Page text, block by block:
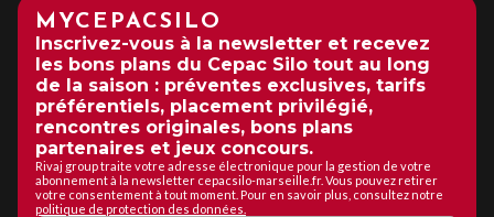
MYCEPACSILO
Inscrivez-vous à la newsletter et recevez
les bons plans du Cepac Silo tout au long
de la saison : préventes exclusives, tarifs
préférentiels, placement privilégié,
rencontres originales, bons plans
partenaires et jeux concours.
Rivaj group traite votre adresse électronique pour la gestion de votre
abonnement à la newsletter cepacsilo-marseille.fr. Vous pouvez retirer
votre consentement à tout moment. Pour en savoir plus, consultez notre
politique de protection des données.